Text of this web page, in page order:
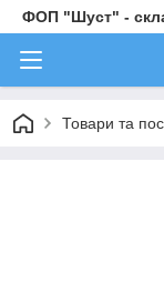
ФОП "Шуст" -
Товари та